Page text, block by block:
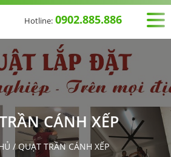
Hotline: 0902.885.886
CÁNH XẾP
/QUẠT TRẦN CÁNH XẾP